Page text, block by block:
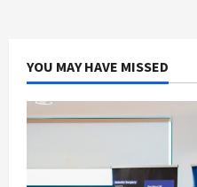
YOU MAY HAVE MISSED